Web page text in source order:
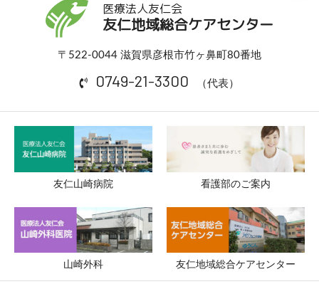
医療法人友仁会
友仁地域総合ケアセンター
〒522-0044 滋賀県彦根市竹ヶ鼻町80番地
0749-21-3300 （代表）
友仁山崎病院 看護部のご案内
山崎外科 友仁地域総合ケアセンター